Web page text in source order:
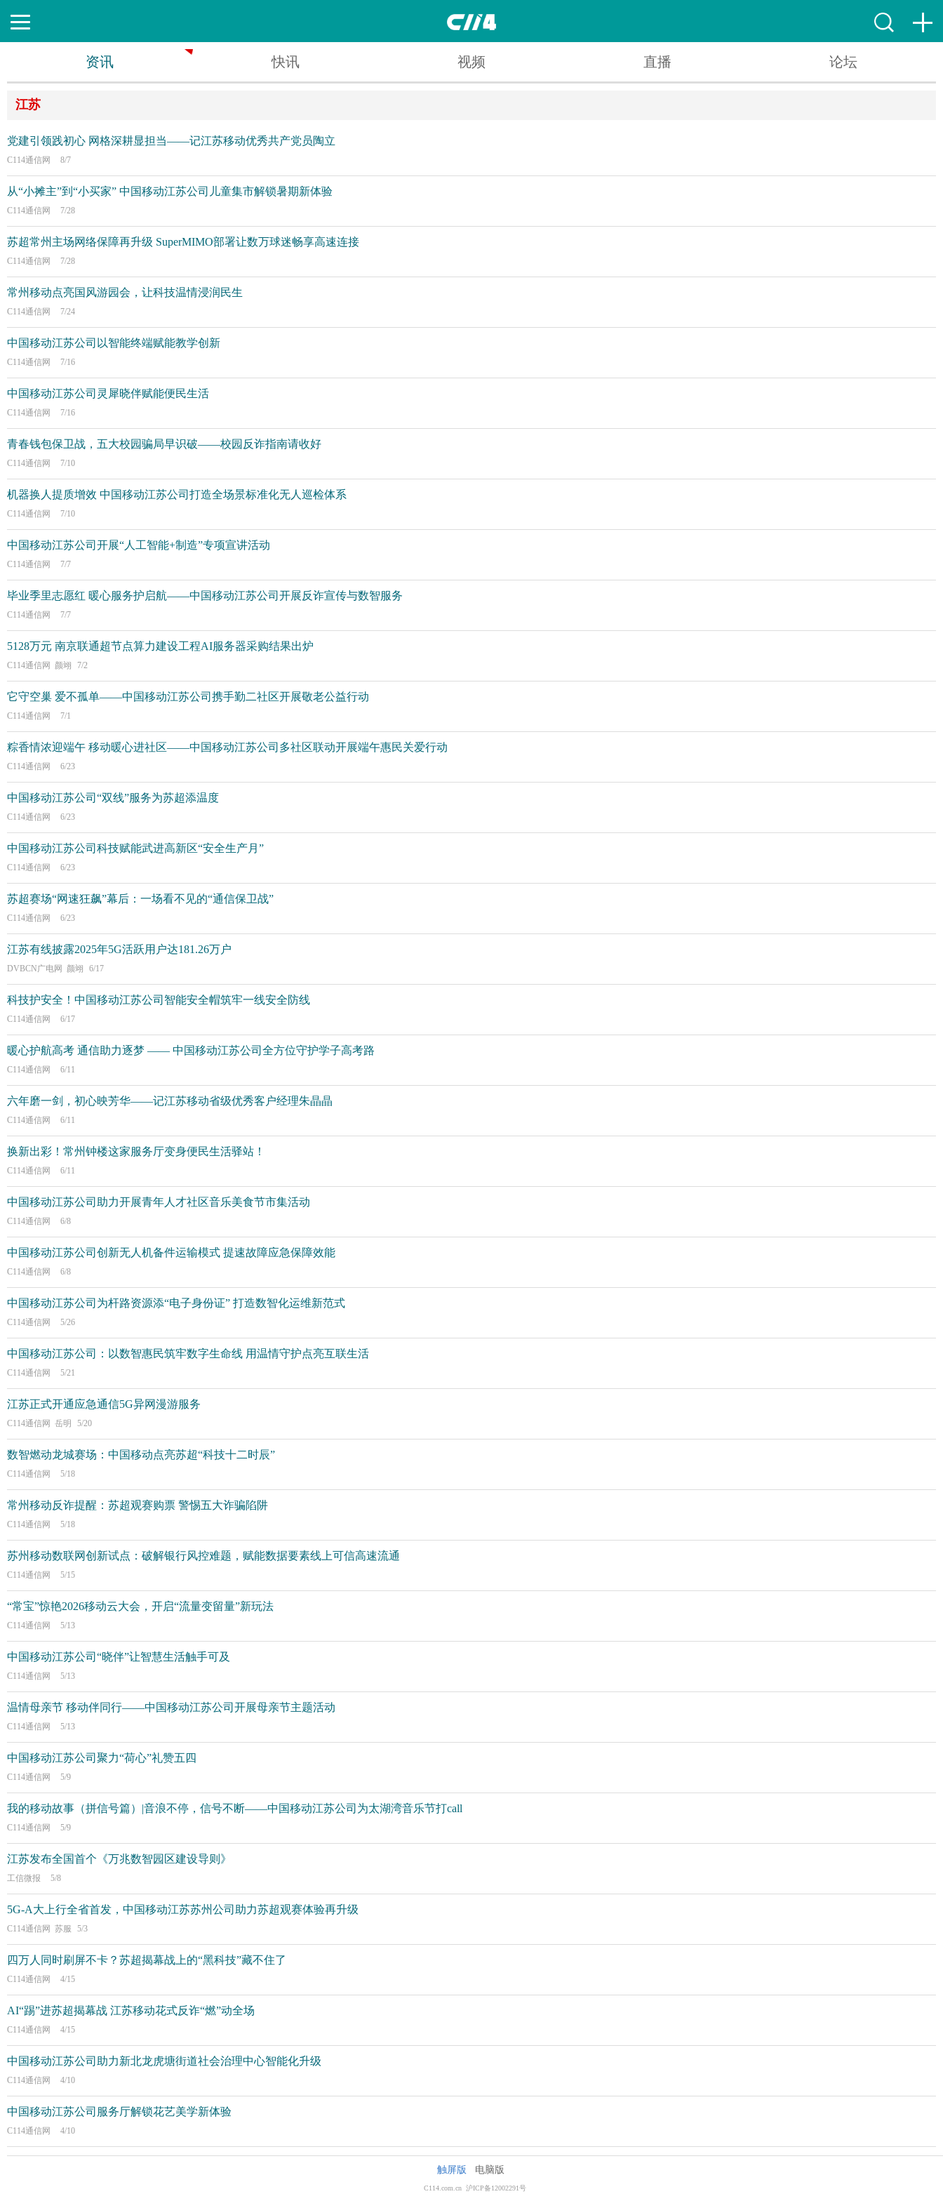
资讯 快讯 视频 直播 论坛
江苏
党建引领践初心 网格深耕显担当——记江苏移动优秀共产党员陶立
C114通信网 8/7
从“小摊主”到“小买家” 中国移动江苏公司儿童集市解锁暑期新体验
C114通信网 7/28
苏超常州主场网络保障再升级 SuperMIMO部署让数万球迷畅享高速连接
C114通信网 7/28
常州移动点亮国风游园会，让科技温情浸润民生
C114通信网 7/24
中国移动江苏公司以智能终端赋能教学创新
C114通信网 7/16
中国移动江苏公司灵犀晓伴赋能便民生活
C114通信网 7/16
青春钱包保卫战，五大校园骗局早识破——校园反诈指南请收好
C114通信网 7/10
机器换人提质增效 中国移动江苏公司打造全场景标准化无人巡检体系
C114通信网 7/10
中国移动江苏公司开展“人工智能+制造”专项宣讲活动
C114通信网 7/7
毕业季里志愿红 暖心服务护启航——中国移动江苏公司开展反诈宣传与数智服务
C114通信网 7/7
5128万元 南京联通超节点算力建设工程AI服务器采购结果出炉
C114通信网 颜翊 7/2
它守空巢 爱不孤单——中国移动江苏公司携手勤二社区开展敬老公益行动
C114通信网 7/1
粽香情浓迎端午 移动暖心进社区——中国移动江苏公司多社区联动开展端午惠民关爱行动
C114通信网 6/23
中国移动江苏公司“双线”服务为苏超添温度
C114通信网 6/23
中国移动江苏公司科技赋能武进高新区“安全生产月”
C114通信网 6/23
苏超赛场“网速狂飙”幕后：一场看不见的“通信保卫战”
C114通信网 6/23
江苏有线披露2025年5G活跃用户达181.26万户
DVBCN广电网 颜翊 6/17
科技护安全！中国移动江苏公司智能安全帽筑牢一线安全防线
C114通信网 6/17
暖心护航高考 通信助力逐梦 —— 中国移动江苏公司全方位守护学子高考路
C114通信网 6/11
六年磨一剑，初心映芳华——记江苏移动省级优秀客户经理朱晶晶
C114通信网 6/11
换新出彩！常州钟楼这家服务厅变身便民生活驿站！
C114通信网 6/11
中国移动江苏公司助力开展青年人才社区音乐美食节市集活动
C114通信网 6/8
中国移动江苏公司创新无人机备件运输模式 提速故障应急保障效能
C114通信网 6/8
中国移动江苏公司为杆路资源添“电子身份证” 打造数智化运维新范式
C114通信网 5/26
中国移动江苏公司：以数智惠民筑牢数字生命线 用温情守护点亮互联生活
C114通信网 5/21
江苏正式开通应急通信5G异网漫游服务
C114通信网 岳明 5/20
数智燃动龙城赛场：中国移动点亮苏超“科技十二时辰”
C114通信网 5/18
常州移动反诈提醒：苏超观赛购票 警惕五大诈骗陷阱
C114通信网 5/18
苏州移动数联网创新试点：破解银行风控难题，赋能数据要素线上可信高速流通
C114通信网 5/15
“常宝”惊艳2026移动云大会，开启“流量变留量”新玩法
C114通信网 5/13
中国移动江苏公司“晓伴”让智慧生活触手可及
C114通信网 5/13
温情母亲节 移动伴同行——中国移动江苏公司开展母亲节主题活动
C114通信网 5/13
中国移动江苏公司聚力“荷心”礼赞五四
C114通信网 5/9
我的移动故事（拼信号篇）|音浪不停，信号不断——中国移动江苏公司为太湖湾音乐节打call
C114通信网 5/9
江苏发布全国首个《万兆数智园区建设导则》
工信微报 5/8
5G-A大上行全省首发，中国移动江苏苏州公司助力苏超观赛体验再升级
C114通信网 苏服 5/3
四万人同时刷屏不卡？苏超揭幕战上的“黑科技”藏不住了
C114通信网 4/15
AI“踢”进苏超揭幕战 江苏移动花式反诈“燃”动全场
C114通信网 4/15
中国移动江苏公司助力新北龙虎塘街道社会治理中心智能化升级
C114通信网 4/10
中国移动江苏公司服务厅解锁花艺美学新体验
C114通信网 4/10
触屏版 电脑版
C114.com.cn 沪ICP备12002291号